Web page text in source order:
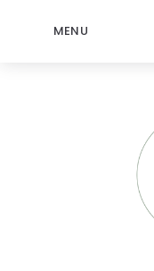
MENU